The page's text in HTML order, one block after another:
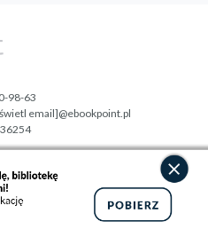
98-63
email]@ebookpoint.pl
strony »